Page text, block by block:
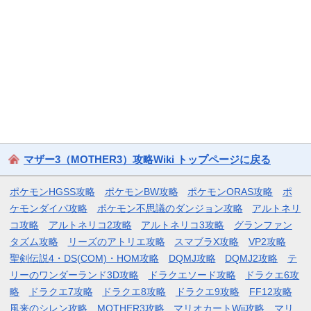
マザー3（MOTHER3）攻略Wiki トップページに戻る
ポケモンHGSS攻略 ポケモンBW攻略 ポケモンORAS攻略
ポ
ケモンダイパ攻略
ポケモン不思議のダンジョン攻略
アルトネリ
コ攻略
アルトネリコ2攻略 アルトネリコ3攻略
グランファン
タズム攻略
リーズのアトリエ攻略 スマブラX攻略
VP2攻略
聖剣伝説4・DS(COM)・HOM攻略
DQMJ攻略 DQMJ2攻略
テ
リーのワンダーランド3D攻略
ドラクエソード攻略
ドラクエ6攻
略
ドラクエ7攻略 ドラクエ8攻略 ドラクエ9攻略
FF12攻略
風来のシレン攻略
MOTHER3攻略 マリオカートWii攻略 マリ